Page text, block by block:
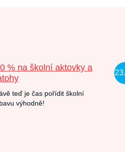
% na školní aktovky a
teď je čas pořídit školní
výhodně!